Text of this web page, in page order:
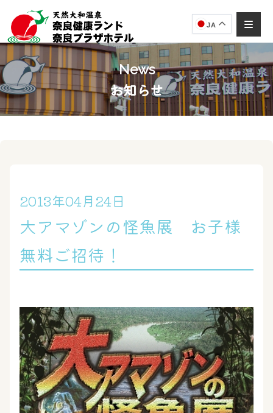
JA
News
お知らせ
2013年04月24日
大アマゾンの怪魚展 お子様
無料ご招待！
奈良健康ランド
AIコンシェルジュ